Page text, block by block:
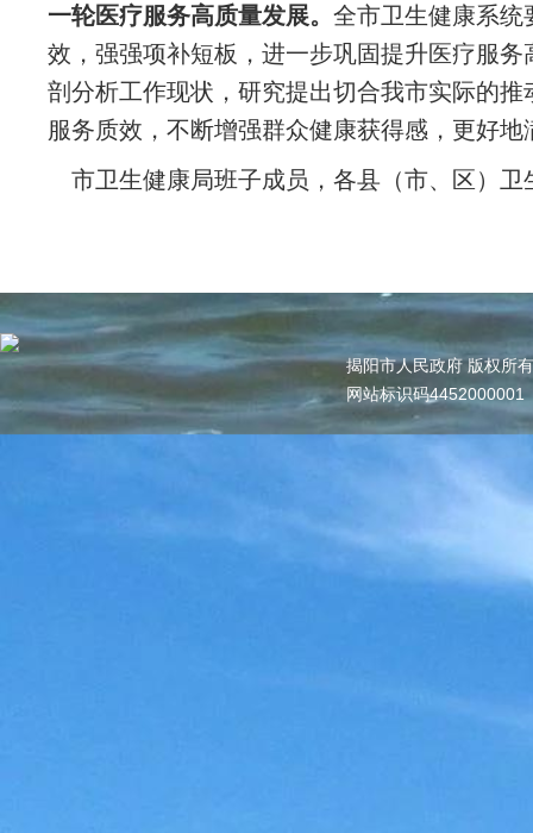
一轮医疗服务高质量发展。 全市卫生健康系统
效，强强项补短板，进一步巩固提升医疗服
剖分析工作现状，研究提出切合我市实际的
服务质效，不断增强群众健康获得感，更好
市卫生健康局班子成员，各县（市、区）卫
揭阳市人民政府 版权所
网站标识码